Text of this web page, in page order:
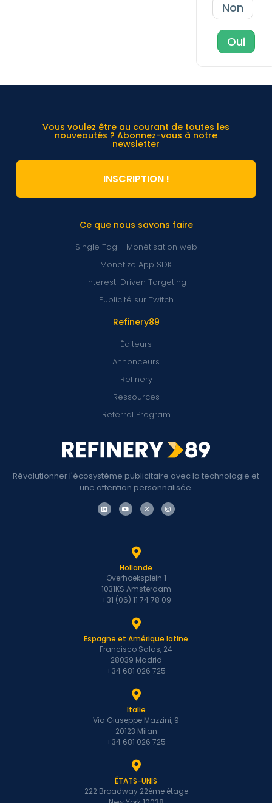
Non
Oui
Révolutionner l'écosystème publicitaire avec la technologie et
une attention personnalisée.
Refinery89
Éditeurs
Annonceurs
Refinery
Ressources
Referral Program
Ce que nous savons faire
Single Tag - Monétisation web
Monetize App SDK
Interest-Driven Targeting
Publicité sur Twitch
Vous voulez être au courant de toutes les
nouveautés ? Abonnez-vous à notre
newsletter
INSCRIPTION !
Hollande
Overhoeksplein 1
1031KS Amsterdam
+31 (06) 11 74 78 09
Espagne et Amérique latine
Francisco Salas, 24
28039 Madrid
+34 681 026 725
Italie
Via Giuseppe Mazzini, 9
20123 Milan
+34 681 026 725
ÉTATS-UNIS
222 Broadway 22ème étage